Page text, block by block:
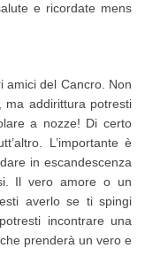
e ricordate mens
amici del Cancro. Non
ma addirittura potresti
a nozze! Di certo
L’importante è
in escandescenza
Il vero amore o un
averlo se ti spingi
incontrare una
prenderà un vero e